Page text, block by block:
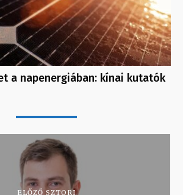
a napenergiában: kínai kutatók
ELŐZŐ SZTORI